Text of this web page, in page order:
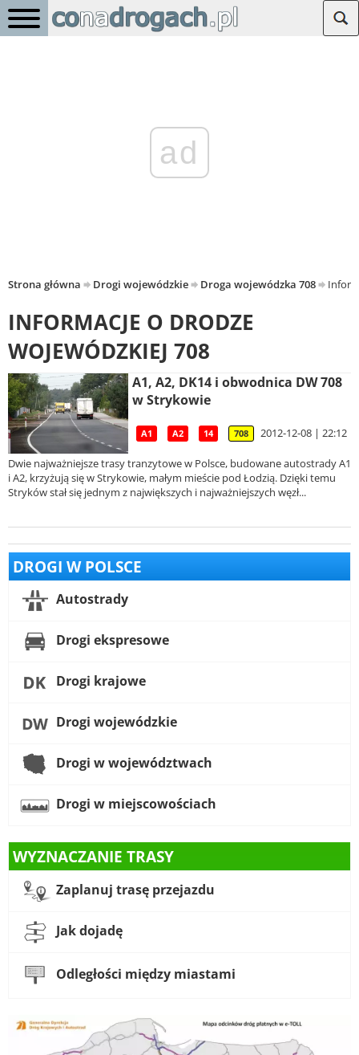
ad
Strona główna Drogi wojewódzkie Droga wojewódzka 708
INFORMACJE O DRODZE
WOJEWÓDZKIEJ 708
A1, A2, DK14 i obwodnica DW 708
w Strykowie
A1 A2 14 708 2012-12-08 | 22:12
Dwie najważniejsze trasy tranzytowe w Polsce, budowane autostrady A1
i A2, krzyżują się w Strykowie, małym mieście pod Łodzią. Dzięki temu
Stryków stał się jednym z największych i najważniejszych węzł...
DROGI W POLSCE
Autostrady
Drogi ekspresowe
Drogi krajowe
Drogi wojewódzkie
Drogi w województwach
Drogi w miejscowościach
WYZNACZANIE TRASY
Zaplanuj trasę przejazdu
Jak dojadę
Odległości między miastami